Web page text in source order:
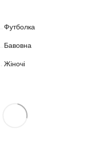
Футболка
Бавовна
Жіночі